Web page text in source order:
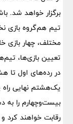
برگزار خواهد شد.
تیم هم‌گروه بازی
مختلف، چهار بازی
تعیین بازی‌ها،
در رده‌های اول تا
یک‌هشتم نهایی راه
بیست‌وچهارم را به